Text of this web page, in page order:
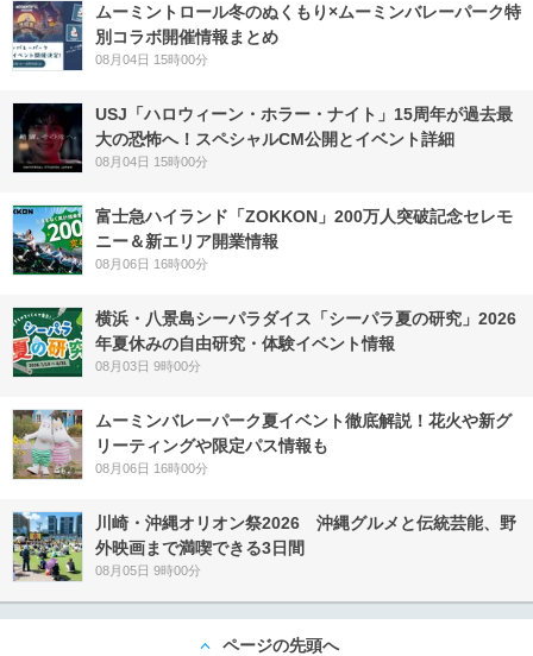
ムーミントロール冬のぬくもり×ムーミンバレーパーク特
別コラボ開催情報まとめ
08月04日 15時00分
USJ「ハロウィーン・ホラー・ナイト」15周年が過去最
大の恐怖へ！スペシャルCM公開とイベント詳細
08月04日 15時00分
富士急ハイランド「ZOKKON」200万人突破記念セレモ
ニー＆新エリア開業情報
08月06日 16時00分
横浜・八景島シーパラダイス「シーパラ夏の研究」2026
年夏休みの自由研究・体験イベント情報
08月03日 9時00分
ムーミンバレーパーク夏イベント徹底解説！花火や新グ
リーティングや限定パス情報も
08月06日 16時00分
川崎・沖縄オリオン祭2026 沖縄グルメと伝統芸能、野
外映画まで満喫できる3日間
08月05日 9時00分
ページの先頭へ